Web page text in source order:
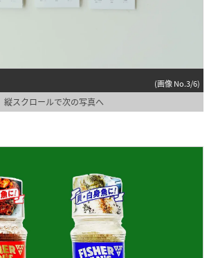
(画像 No.3/6)
縦スクロールで次の写真へ